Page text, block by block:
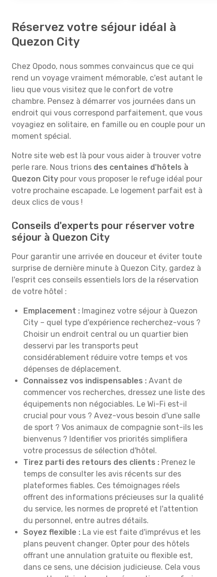
Réservez votre séjour idéal à
Quezon City
Chez Opodo, nous sommes convaincus que ce qui
rend un voyage vraiment mémorable, c'est autant le
lieu que vous visitez que le confort de votre
chambre. Pensez à démarrer vos journées dans un
endroit qui vous correspond parfaitement, que vous
voyagiez en solitaire, en famille ou en couple pour un
moment spécial.
Notre site web est là pour vous aider à trouver votre
perle rare. Nous trions des centaines d'hôtels à
Quezon City pour vous proposer le refuge idéal pour
votre prochaine escapade. Le logement parfait est à
deux clics de vous !
Conseils d'experts pour réserver votre
séjour à Quezon City
Pour garantir une arrivée en douceur et éviter toute
surprise de dernière minute à Quezon City, gardez à
l'esprit ces conseils essentiels lors de la réservation
de votre hôtel :
Emplacement : Imaginez votre séjour à Quezon
City – quel type d'expérience recherchez-vous ?
Choisir un endroit central ou un quartier bien
desservi par les transports peut
considérablement réduire votre temps et vos
dépenses de déplacement.
Connaissez vos indispensables : Avant de
commencer vos recherches, dressez une liste des
équipements non négociables. Le Wi-Fi est-il
crucial pour vous ? Avez-vous besoin d'une salle
de sport ? Vos animaux de compagnie sont-ils les
bienvenus ? Identifier vos priorités simplifiera
votre processus de sélection d'hôtel.
Tirez parti des retours des clients : Prenez le
temps de consulter les avis récents sur des
plateformes fiables. Ces témoignages réels
offrent des informations précieuses sur la qualité
du service, les normes de propreté et l'attention
du personnel, entre autres détails.
Soyez flexible : La vie est faite d'imprévus et les
plans peuvent changer. Opter pour des hôtels
offrant une annulation gratuite ou flexible est,
dans ce sens, une décision judicieuse. Cela vous